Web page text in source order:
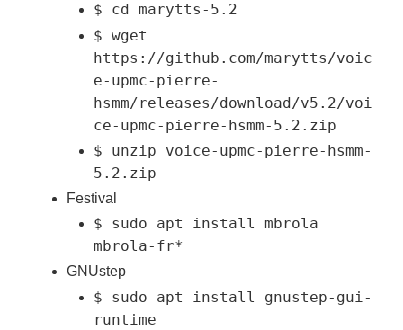
$ cd marytts-5.2
$ wget
https://github.com/marytts/voic
e-upmc-pierre-
hsmm/releases/download/v5.2/voi
ce-upmc-pierre-hsmm-5.2.zip
$ unzip voice-upmc-pierre-hsmm-
5.2.zip
Festival
$ sudo apt install mbrola
mbrola-fr*
GNUstep
$ sudo apt install gnustep-gui-
runtime